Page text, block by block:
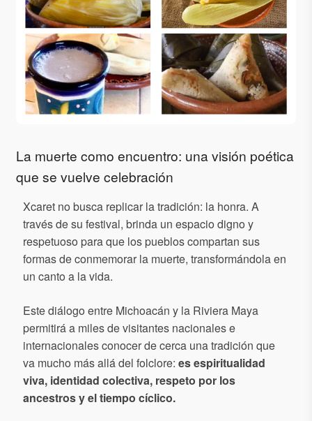
La muerte como encuentro: una visión poética
que se vuelve celebración
Xcaret no busca replicar la tradición: la honra. A
través de su festival, brinda un espacio digno y
respetuoso para que los pueblos compartan sus
formas de conmemorar la muerte, transformándola en
un canto a la vida.
Este diálogo entre Michoacán y la Riviera Maya
permitirá a miles de visitantes nacionales e
internacionales conocer de cerca una tradición que
va mucho más allá del folclore: es espiritualidad
viva, identidad colectiva, respeto por los
ancestros y el tiempo cíclico.